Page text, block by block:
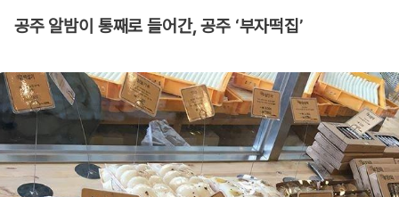
공주 알밤이 통째로 들어간, 공주 ‘부자떡집’